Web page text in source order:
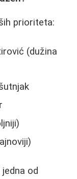
prioriteta:
(dužina
od